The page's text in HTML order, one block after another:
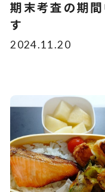
期末考査の期間
す
2024.11.20